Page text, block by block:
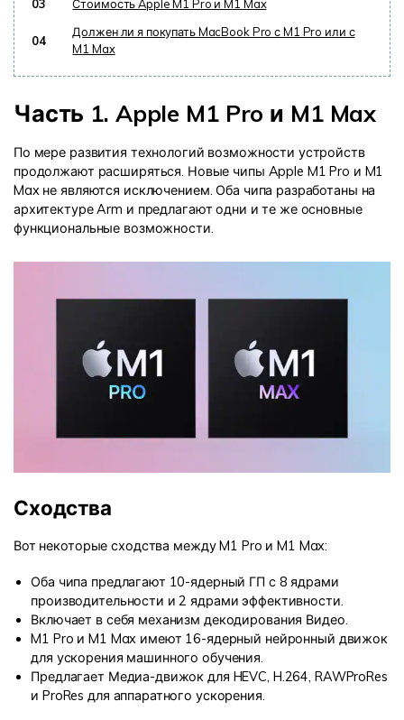
03
Стоимость Apple M1 Pro и M1 Max
04
Должен ли я покупать MacBook Pro с M1 Pro или с
M1 Max
Часть 1. Apple M1 Pro и M1 Max
По мере развития технологий возможности устройств
продолжают расширяться. Новые чипы Apple M1 Pro и M1
Max не являются исключением. Оба чипа разработаны на
архитектуре Arm и предлагают одни и те же основные
функциональные возможности.
Сходства
Вот некоторые сходства между M1 Pro и M1 Max:
Оба чипа предлагают 10-ядерный ГП с 8 ядрами
производительности и 2 ядрами эффективности.
Включает в себя механизм декодирования Видео.
M1 Pro и M1 Max имеют 16-ядерный нейронный движок
для ускорения машинного обучения.
Предлагает Медиа-движок для HEVC, H.264, RAWProRes
и ProRes для аппаратного ускорения.